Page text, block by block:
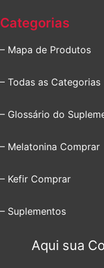
Categorias
– Mapa de Produtos
– Todas as Categorias
– Glossário do
– Melatonina Comprar
– Kefir Comprar
– Suplementos
Aqui sua